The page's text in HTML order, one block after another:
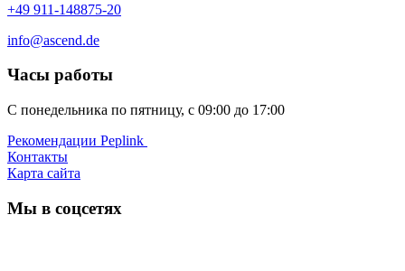
+49 911-148875-20
info@ascend.de
Часы работы
С понедельника по пятницу, с 09:00 до 17:00
Рекомендации Peplink ️
Контакты
Карта сайта
Мы в соцсетях